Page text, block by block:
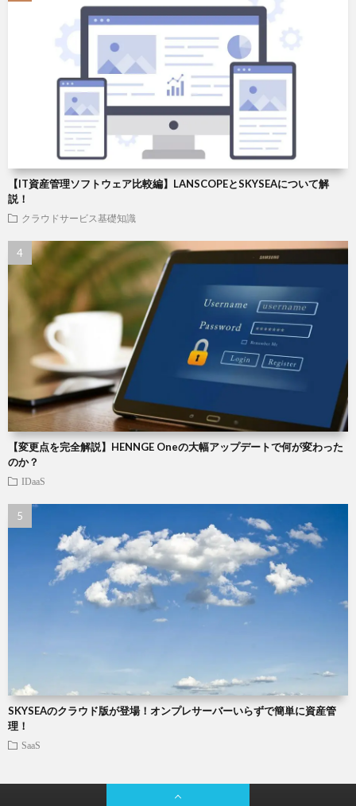
【IT資産管理ソフトウェア比較編】LANSCOPEとSKYSEAについて解
説！
クラウドサービス基礎知識
【変更点を完全解説】HENNGE Oneの大幅アップデートで何が変わった
のか？
IDaaS
SKYSEAのクラウド版が登場！オンプレサーバーいらずで簡単に資産管
理！
SaaS